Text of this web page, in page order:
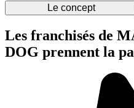
Le concept
Les franchisés de
DOG prennent la